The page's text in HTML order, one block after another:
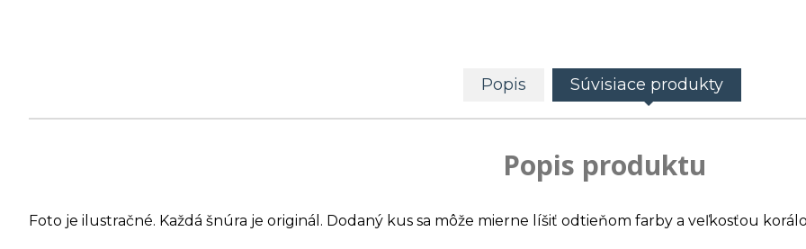
Popis Súvisiace produkty
Popis produktu
Foto je ilustračné. Každá šnúra je originál. Dodaný kus sa môže mierne líšiť odtieňom farby a veľkosťou